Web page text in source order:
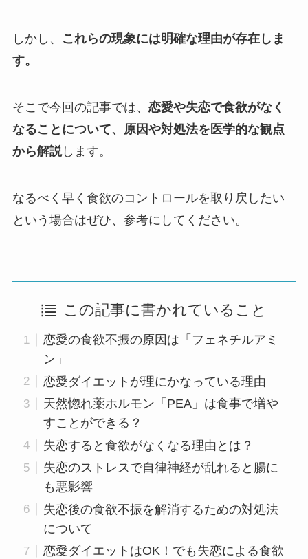
しかし、
これらの現象には明確な理由が存在しま
す。
そこで今回の記事では、 恋愛や失恋で食欲がなく
なることについて、原因や対処法を医学的な観点
から解説します。
なるべく早く食欲のコントロールを取り戻したい
という場合はぜひ、参考にしてください。
この記事に書かれていること
恋愛の食欲不振の原因は「フェネチルアミ
ン」
恋愛ダイエットが理にかなっている理由
天然惚れ薬ホルモン「PEA」は食事で増や
すことができる？
失恋すると食欲がなくなる理由とは？
失恋のストレスで自律神経が乱れると腸に
も悪影響
失恋後の食欲不振を解消するための対処法
について
恋愛ダイエットはOK！でも失恋による食欲